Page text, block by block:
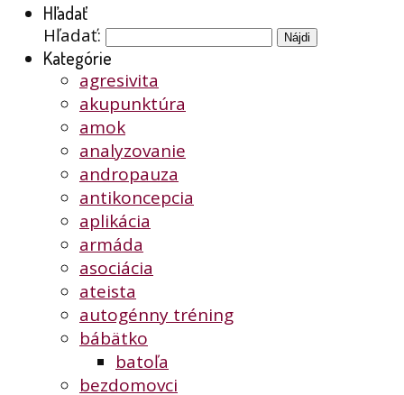
Hľadať
Hľadať:
Kategórie
agresivita
akupunktúra
amok
analyzovanie
andropauza
antikoncepcia
aplikácia
armáda
asociácia
ateista
autogénny tréning
bábätko
batoľa
bezdomovci